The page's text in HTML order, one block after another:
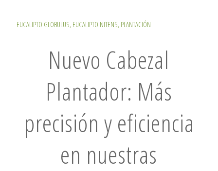
EUCALIPTO GLOBULUS, EUCALIPTO NITENS, PLANTACIÓN
Nuevo Cabezal
Plantador: Más
precisión y eficiencia
en nuestras